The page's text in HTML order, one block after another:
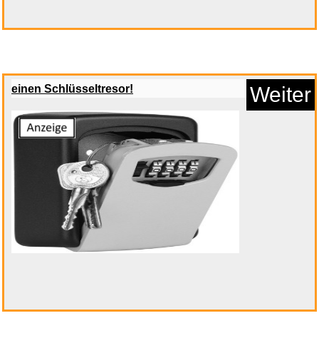
Generisch Automatischer
Papier...
einen Schlüsseltresor! Weiter